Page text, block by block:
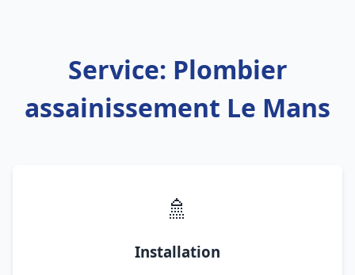
Service: Plombier
assainissement Le Mans
🚿
Installation